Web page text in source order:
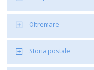
Oltremare
Storia postale